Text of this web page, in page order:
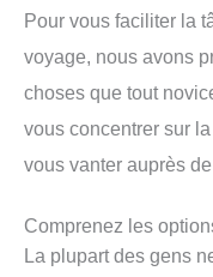
Pour vous faciliter la
voyage, nous avons
choses que tout
vous concentrer sur
vous vanter auprès
Comprenez les
La plupart des gens